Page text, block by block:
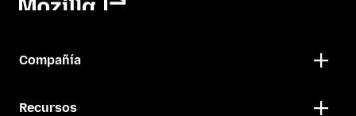
Compañía
Recursos